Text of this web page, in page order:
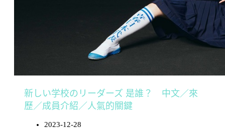
新しい学校のリーダーズ 是誰？ 中文／來
歷／成員介紹／人氣的關鍵
2023-12-28